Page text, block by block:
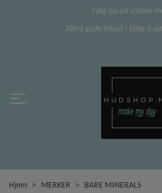
Følg oss på sosiale
Alltid gode tilbud / billig
Hjem MERKER
BARE MINERALS